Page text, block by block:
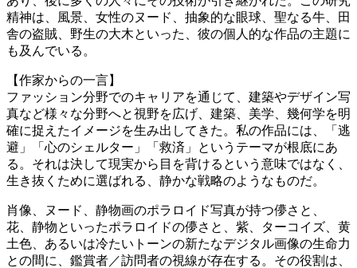
精神は、風景、女性のヌード、抽象的な眼球、聖なる牛、田
舎の盗賊、野生の大木といった、彼の個人的な作品の主題に
も及んでいる。
【作家からの一言】
ファッション分野でのキャリアを通じて、建築やデザイン写
真など様々な分野へと視野を広げ、建築、美学、幾何学を明
確に捉えたイメージを生み出してきた。私の作品には、「逃
避」「心のシェルター」「救済」というテーマが根底にあ
る。それは決して現実から目を背けるという意味ではなく、
生き抜くために選ばれる、静かな戦略のようなものだ。
肖像、ヌード、静物画のポラロイド写真が持つ儚さと、
花、静物といったポラロイドの儚さと、紫、ターコイズ、黄
土色、あるいは冷たいトーンの新たなデジタル画像の生命力
との間に、鑑賞者／訪問者の視線が存在する。その役割は、